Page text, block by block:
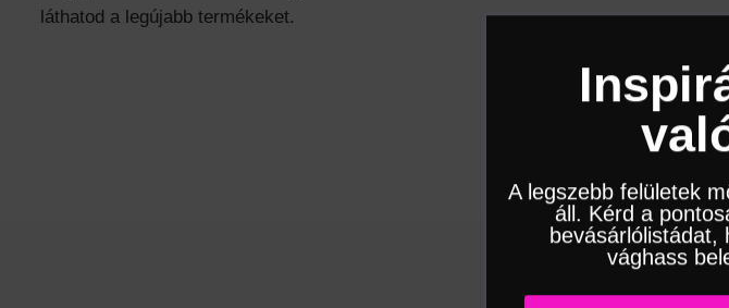
láthatod a legújabb termékeket.
A legszebb felületek
áll. Kérd a
bevásárlólistádat,
vághass